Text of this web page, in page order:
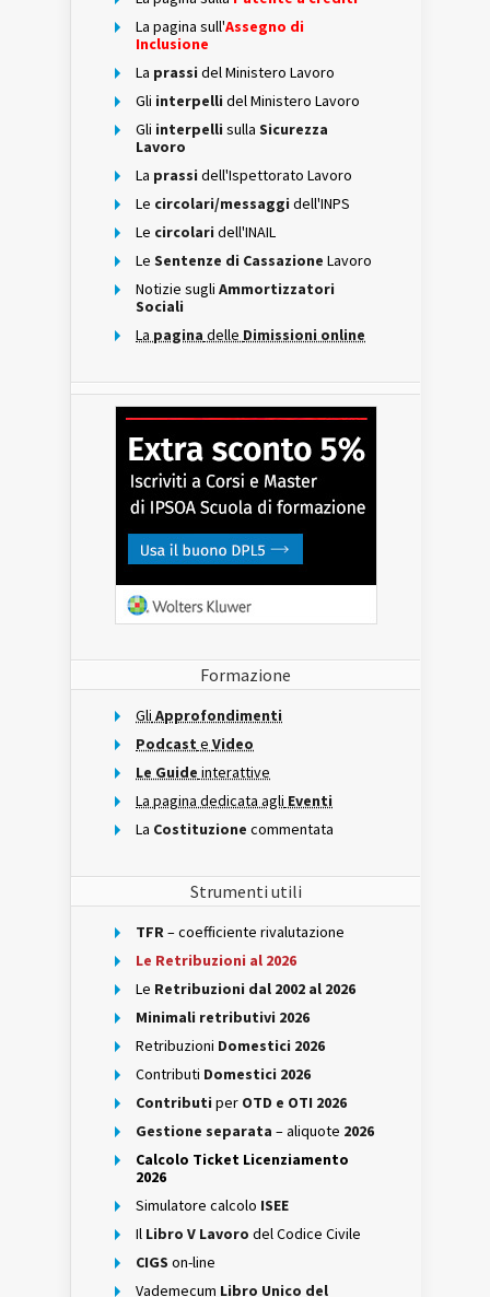
La pagina sull'Assegno di
Inclusione
La prassi del Ministero Lavoro
Gli interpelli del Ministero Lavoro
Gli interpelli sulla Sicurezza
Lavoro
La prassi dell'Ispettorato Lavoro
Le circolari/messaggi dell'INPS
Le circolari dell'INAIL
Le Sentenze di Cassazione Lavoro
Notizie sugli Ammortizzatori
Sociali
La pagina delle Dimissioni online
Formazione
Gli Approfondimenti
Podcast e Video
Le Guide interattive
La pagina dedicata agli Eventi
La Costituzione commentata
Strumenti utili
TFR– coefficiente rivalutazione
Le Retribuzioni al 2026
Le Retribuzioni dal 2002 al 2026
Minimali retributivi 2026
Retribuzioni Domestici 2026
Contributi Domestici 2026
Contributi per OTD e OTI 2026
Gestione separata – aliquote 2026
Calcolo Ticket Licenziamento
2026
Simulatore calcolo ISEE
Il Libro V Lavoro del Codice Civile
CIGS on-line
Vademecum Libro Unico del